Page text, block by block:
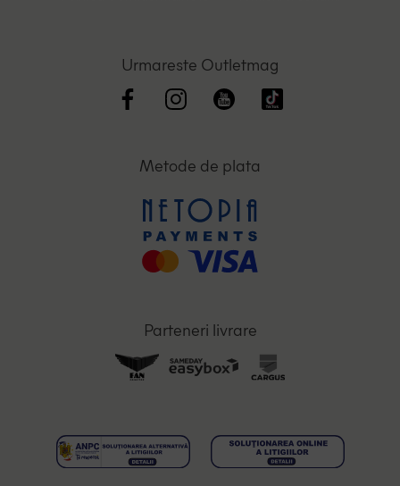
Urmareste Outletmag
Metode de plata
Parteneri livrare